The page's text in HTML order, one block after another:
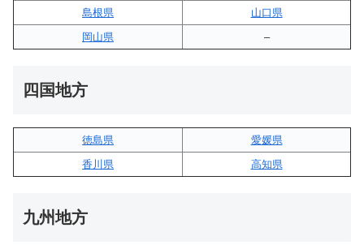
島根県
山口県
岡山県
–
四国地方
徳島県
愛媛県
香川県
高知県
九州地方